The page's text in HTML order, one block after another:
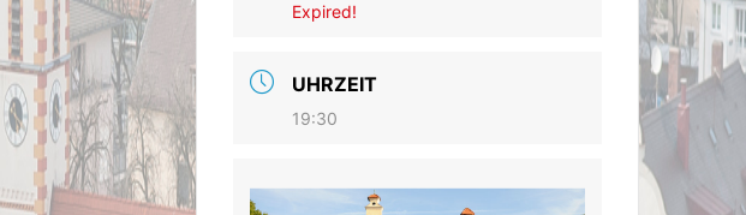
Expired!
UHRZEIT
19:30